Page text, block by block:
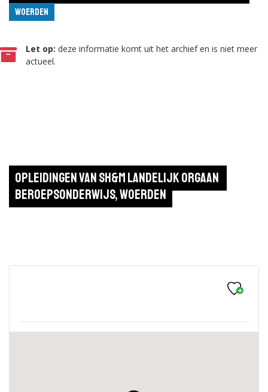
Woerden
Let op: deze informatie komt uit het archief en is niet meer
actueel.
Opleidingen van SH&M Landelijk Orgaan
Beroepsonderwijs, Woerden